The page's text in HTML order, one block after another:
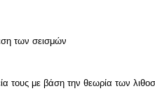
των σεισμών
τους με βάση την θεωρία των